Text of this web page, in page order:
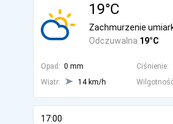
19°C
Odczuwalna 19°C
Zachmurzenie
Opad: 0 mm Ciśnienie:
Wiatr:
14 km/h
17:00